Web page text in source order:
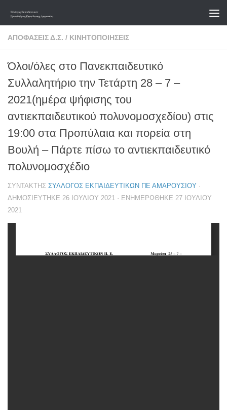
Skip to content
ΑΠΟΦΆΣΕΙΣ Δ.Σ. / ΚΙΝΗΤΟΠΟΙΉΣΕΙΣ
Όλοι/όλες στο Πανεκπαιδευτικό
Συλλαλητήριο την Τετάρτη 28 – 7 –
2021(ημέρα ψήφισης του
αντιεκπαιδευτικού πολυνομοσχεδίου) στις
19:00 στα Προπύλαια και πορεία στη
Βουλή – Πάρτε πίσω το αντιεκπαιδευτικό
πολυνομοσχέδιο
ΣΥΝΤΆΚΤΗΣ ΣΎΛΛΟΓΟΣ ΕΚΠΑΙΔΕΥΤΙΚΏΝ ΠΕ ΑΜΑΡΟΥΣΊΟΥ ·
ΔΗΜΟΣΙΕΎΤΗΚΕ 26 ΙΟΥΛΊΟΥ 2021 · ΕΝΗΜΕΡΏΘΗΚΕ 27 ΙΟΥΛΊΟΥ
2021